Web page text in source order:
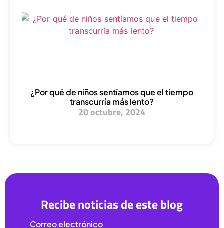
¿Por qué de niños sentíamos que el tiempo
transcurría más lento?
20 octubre, 2024
Recibe noticias de este blog
Correo electrónico